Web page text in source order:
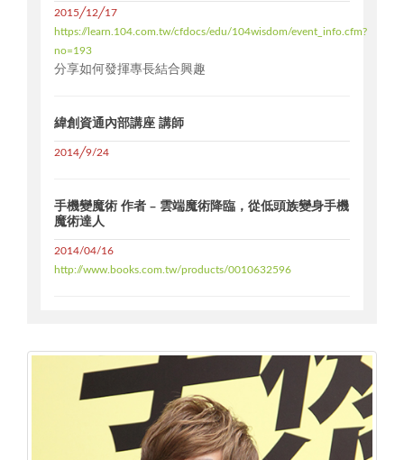
2015╱12╱17
https://learn.104.com.tw/cfdocs/edu/104wisdom/event_info.cfm?
no=193
分享如何發揮專長結合興趣
緯創資通內部講座 講師
2014╱9/24
手機變魔術 作者 – 雲端魔術降臨，從低頭族變身手機
魔術達人
2014/04/16
http://www.books.com.tw/products/0010632596